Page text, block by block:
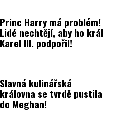
Princ Harry má problém!
Lidé nechtějí, aby ho král
Karel III. podpořil!
Slavná kulinářská
královna se tvrdě pustila
do Meghan!